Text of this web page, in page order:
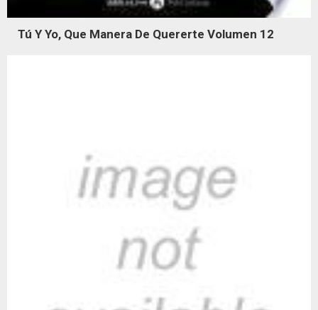
Tú Y Yo, Que Manera De Quererte Volumen 12